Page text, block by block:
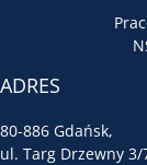
ADRES
80-886 Gdańsk,
ul. Targ Drzewny 3/